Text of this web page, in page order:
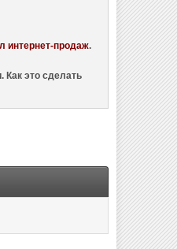
интернет-продаж.
Как это сделать